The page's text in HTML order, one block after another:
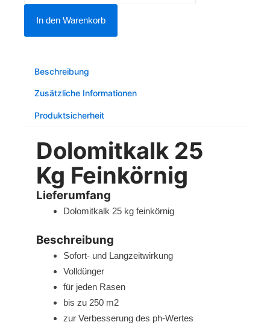
In den Warenkorb
Beschreibung
Zusätzliche Informationen
Produktsicherheit
Dolomitkalk 25
Kg Feinkörnig
Lieferumfang
Dolomitkalk 25 kg feinkörnig
Beschreibung
Sofort- und Langzeitwirkung
Volldünger
für jeden Rasen
bis zu 250 m2
zur Verbesserung des ph-Wertes